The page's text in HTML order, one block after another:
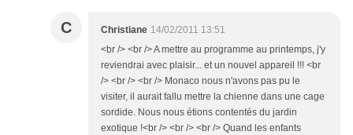
C Christiane 14/02/2011 13:51
<br /> <br /> A mettre au programme au printemps, j'y
reviendrai avec plaisir... et un nouvel appareil !!! <br
/> <br /> <br /> Monaco nous n'avons pas pu le
visiter, il aurait fallu mettre la chienne dans une cage
sordide. Nous nous étions contentés du jardin
exotique !<br /> <br /> <br /> Quand les enfants